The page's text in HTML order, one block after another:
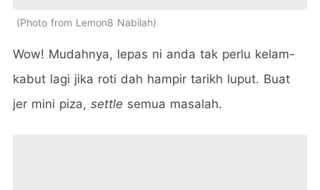
Photo from Lemon8 Nabilah
Wow! Mudahnya, lepas ni anda tak perlu kelam-
kabut lagi jika roti dah hampir tarikh luput. Buat
jer mini piza, settle semua masalah.